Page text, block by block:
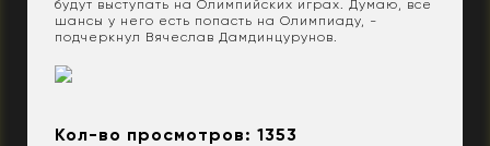
будут выступать на Олимпийских играх. Думаю, все
шансы у него есть попасть на Олимпиаду, -
подчеркнул Вячеслав Дамдинцурунов.
Кол-во просмотров: 1353